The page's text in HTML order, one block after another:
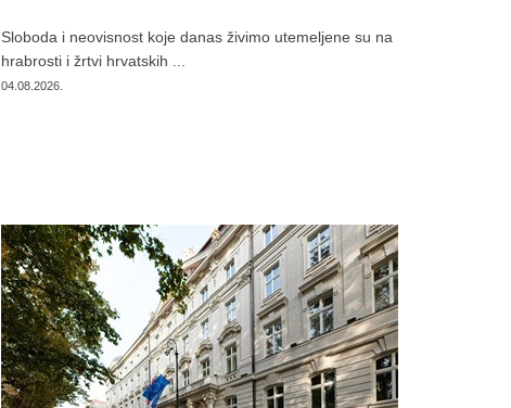
Sloboda i neovisnost koje danas živimo utemeljene su na
hrabrosti i žrtvi hrvatskih ...
04.08.2026.